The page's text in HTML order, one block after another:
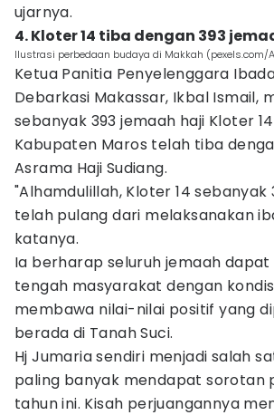
ujarnya.
4. Kloter 14 tiba dengan 393
Ilustrasi perbedaan budaya di Makkah (pexels.com/
Ketua Panitia Penyelenggara
Debarkasi Makassar, Ikbal Ismail,
sebanyak 393 jemaah haji Kloter
Kabupaten Maros telah tiba
Asrama Haji Sudiang.
"Alhamdulillah, Kloter 14 sebanyak
telah pulang dari melaksanakan
katanya.
Ia berharap seluruh jemaah
tengah masyarakat dengan
membawa nilai-nilai positif yang
berada di Tanah Suci.
Hj Jumaria sendiri menjadi salah
paling banyak mendapat sorotan
tahun ini. Kisah perjuangannya